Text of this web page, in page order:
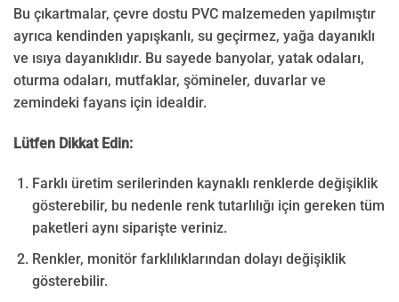
Bu çıkartmalar, çevre dostu PVC malzemeden yapılmıştır
ayrıca kendinden yapışkanlı, su geçirmez, yağa dayanıklı
ve ısıya dayanıklıdır. Bu sayede banyolar, yatak odaları,
oturma odaları, mutfaklar, şömineler, duvarlar ve
zemindeki fayans için idealdir.
Lütfen Dikkat Edin:
Farklı üretim serilerinden kaynaklı renklerde değişiklik
gösterebilir, bu nedenle renk tutarlılığı için gereken tüm
paketleri aynı siparişte veriniz.
Renkler, monitör farklılıklarından dolayı değişiklik
gösterebilir.